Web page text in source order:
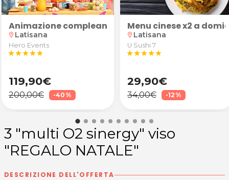
Animazione compleanno bambini
location_on Latisana
Hero Events
starstarstarstarstar
119,90€
200,00€ -40%
Menu cinese x2 a
location_on Latisana
U Sushi 7
starstarstarstarstar
29,90€
34,00€ -12%
3 "multi O2 sinergy" viso
"REGALO NATALE"
DESCRIZIONE DELL'OFFERTA